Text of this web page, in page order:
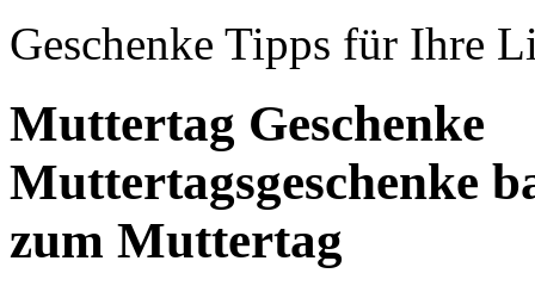
Geschenke Tipps für Ihre
Muttertag Geschenke
Muttertagsgeschenke
zum Muttertag